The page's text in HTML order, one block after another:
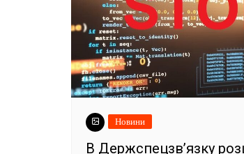
Новини
В Держспецзв’язку